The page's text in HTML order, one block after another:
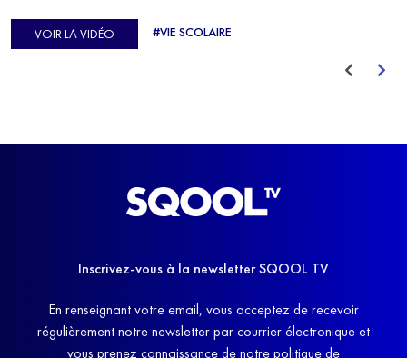
d'Europe de Horse-ball, qui a failli abandonner ses études
avant de trouver un nouvel équilibre.
VOIR LA VIDÉO #VIE SCOLAIRE
Inscrivez-vous à la newsletter SQOOL TV
En renseignant votre email, vous acceptez de recevoir
régulièrement notre newsletter par courrier électronique et
vous prenez connaissance de notre politique de